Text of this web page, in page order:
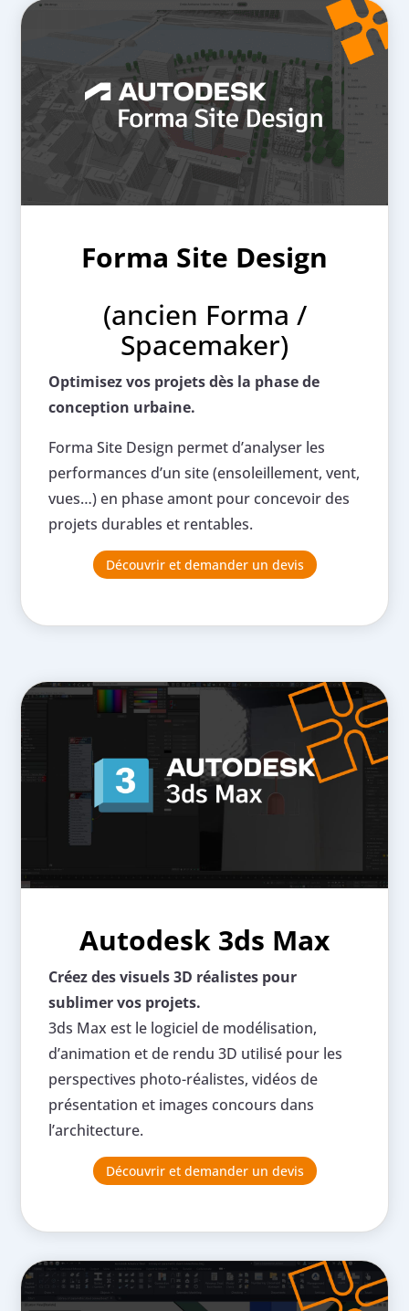
Forma Site Design
(ancien Forma /
Spacemaker)
Optimisez vos projets dès la phase de
conception urbaine.
Forma Site Design permet d’analyser les
performances d’un site (ensoleillement, vent,
vues…) en phase amont pour concevoir des
projets durables et rentables.
Découvrir et demander un devis
Autodesk 3ds Max
Créez des visuels 3D réalistes pour
sublimer vos projets.
3ds Max est le logiciel de modélisation,
d’animation et de rendu 3D utilisé pour les
perspectives photo-réalistes, vidéos de
présentation et images concours dans
l’architecture.
Découvrir et demander un devis